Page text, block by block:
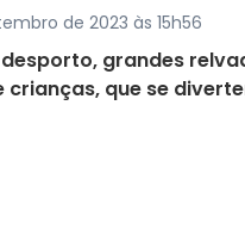
de 2023 às 15h56
grandes
que se